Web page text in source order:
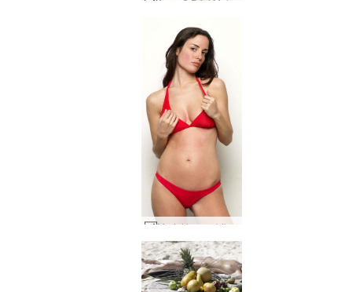
Muriel kırmızı bikini #54